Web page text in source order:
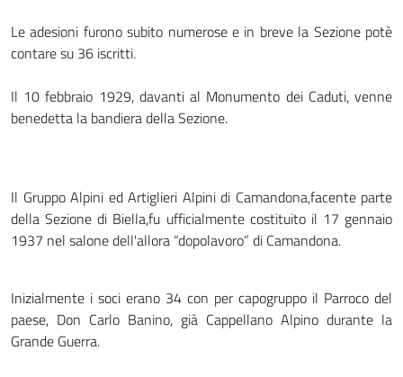
Le adesioni furono subito numerose e in breve la Sezione potè
contare su 36 iscritti.
Il 10 febbraio 1929, davanti al Monumento dei Caduti, venne
benedetta la bandiera della Sezione.
Il Gruppo Alpini ed Artiglieri Alpini di Camandona,facente parte
della Sezione di Biella,fu ufficialmente costituito il 17 gennaio
1937 nel salone dell'allora “dopolavoro” di Camandona.
Inizialmente i soci erano 34 con per capogruppo il Parroco del
paese, Don Carlo Banino, già Cappellano Alpino durante la
Grande Guerra.